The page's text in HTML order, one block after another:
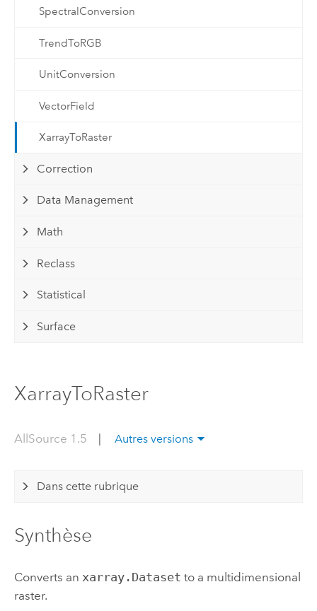
SpectralConversion
TrendToRGB
UnitConversion
VectorField
XarrayToRaster
Correction
Data Management
Math
Reclass
Statistical
Surface
XarrayToRaster
AllSource 1.5 | Autres versions
Dans cette rubrique
Synthèse
Converts an xarray.Dataset to a multidimensional
raster.